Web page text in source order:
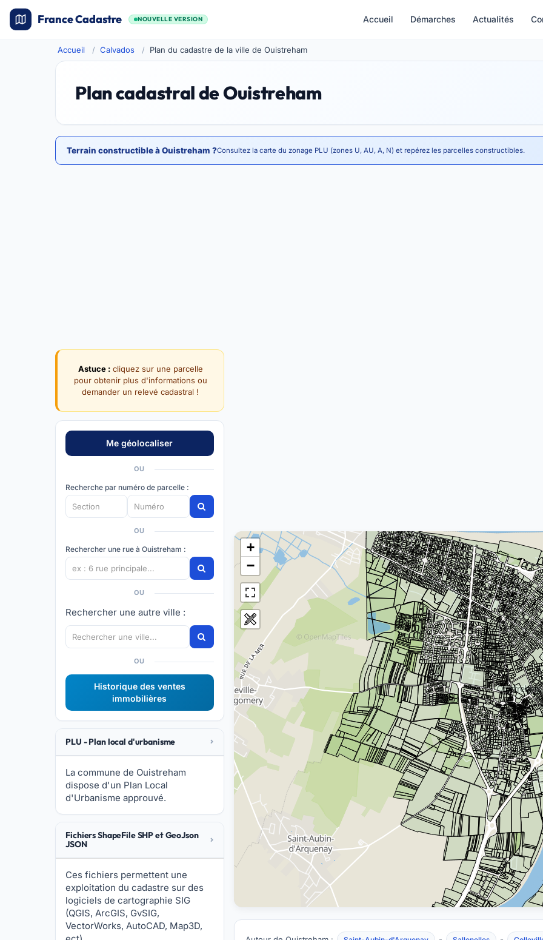
France Cadastre NOUVELLE VERSION Accueil Démarches Actualités
Accueil Calvados Plan du cadastre de la ville de Ouistreham
Plan cadastral de Ouistreham
Terrain constructible à Ouistreham ?Consultez la carte du zonage PLU (zones U, AU, A, N) et repérez les parcelles constructibles.
Astuce :cliquez sur une parcelle
pour obtenir plus d'informations ou
demander un relevé cadastral !
OU
Recherche par numéro de parcelle :
OU
Rechercher une rue à Ouistreham :
OU
Rechercher une autre ville :
OU
Historique des ventes
immobilières
PLU - Plan local d'urbanisme
La commune de Ouistreham
dispose d'un Plan Local
d'Urbanisme approuvé.
Fichiers ShapeFile SHP et GeoJson
JSON
Ces fichiers permettent une
exploitation du cadastre sur des
logiciels de cartographie SIG
(QGIS, ArcGIS, GvSIG,
VectorWorks, AutoCAD, Map3D,
+
−